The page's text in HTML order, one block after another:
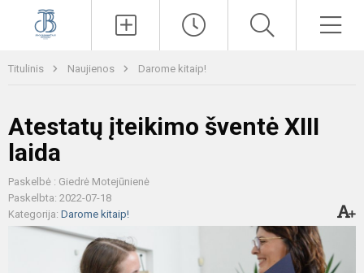
Titulinis Naujienos Darome kitaip!
Atestatų įteikimo šventė XIII
laida
Paskelbė : Giedrė Motejūnienė
Paskelbta: 2022-07-18
Kategorija: Darome kitaip!